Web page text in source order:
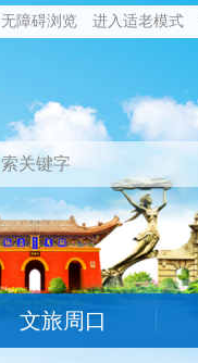
无障碍浏览 进入适老模式
文旅周口